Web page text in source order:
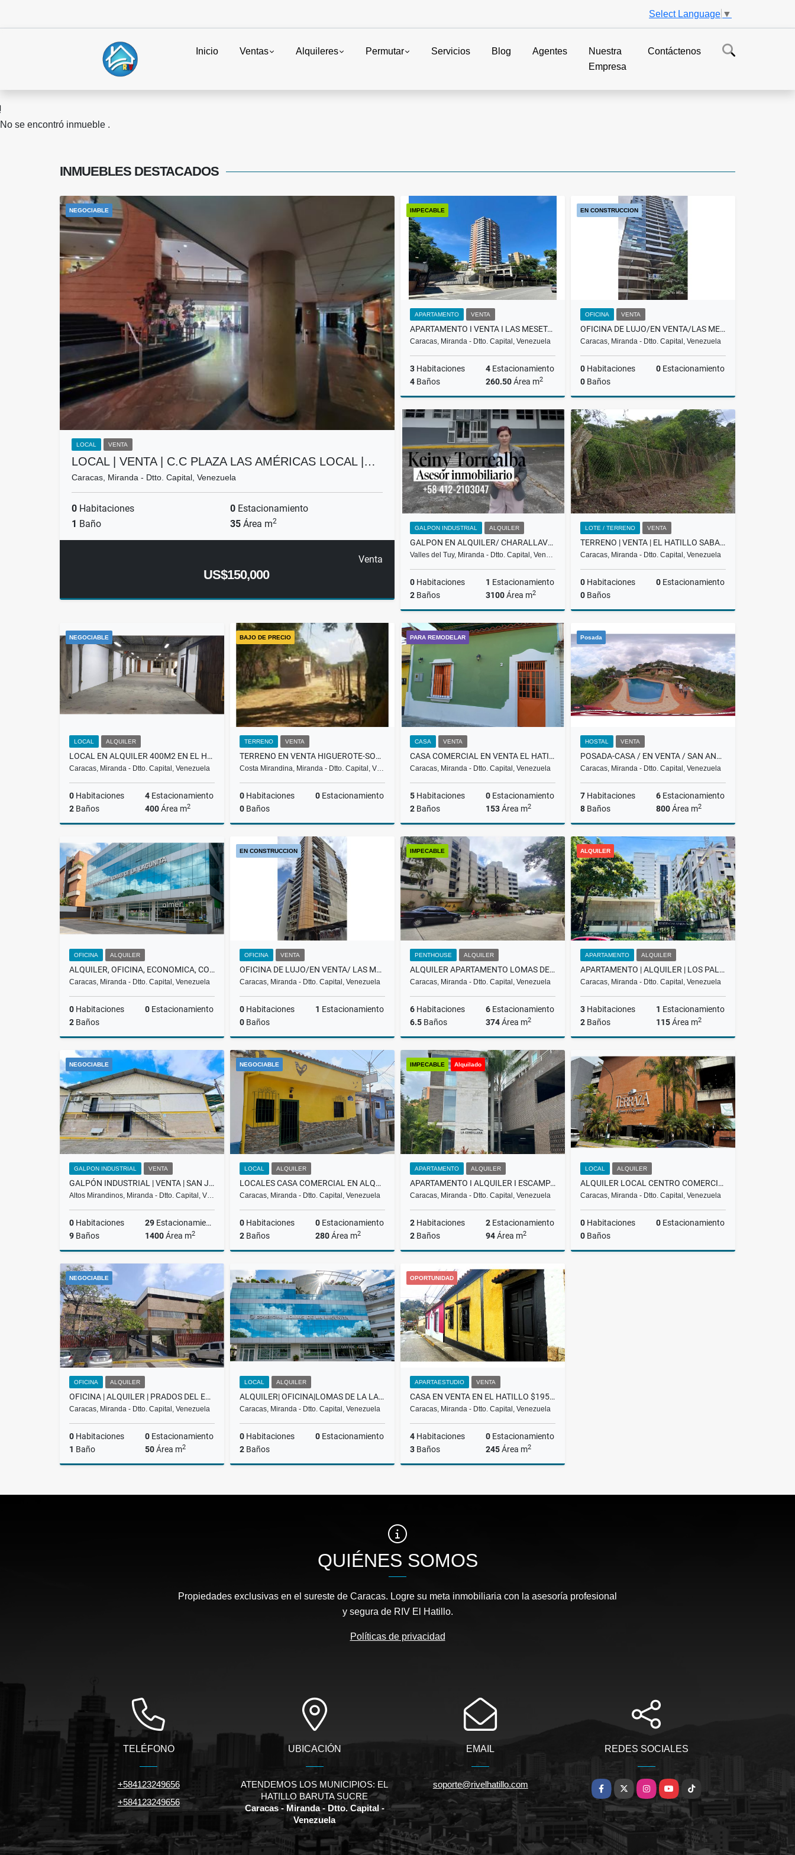
Select Language ▼
Inicio Ventas Alquileres Permutar Servicios Blog Agentes
Nuestra
Empresa
Contáctenos
No se encontró inmueble .
INMUEBLES DESTACADOS
NEGOCIABLE
LOCAL VENTA
LOCAL | VENTA | C.C PLAZA LAS AMÉRICAS LOCAL |…
Caracas, Miranda - Dtto. Capital, Venezuela
0 Habitaciones 0 Estacionamiento
1 Baño 35 Área m2
Venta
US$150,000
IMPECABLE
APARTAMENTO VENTA
APARTAMENTO I VENTA I LAS MESETAS I BARUTA I 340 MIL I CP
Caracas, Miranda - Dtto. Capital, Venezuela
3 Habitaciones 4 Estacionamiento
4 Baños 260.50Área m2
Venta
US$340,000
EN CONSTRUCCION
OFICINA VENTA
OFICINA DE LUJO/EN VENTA/LAS MERCEDES/TORRE PROMENADE-T-1/ PP
Caracas, Miranda - Dtto. Capital, Venezuela
0 Habitaciones 0 Estacionamiento
0 Baños
Venta
US$357,400
GALPON INDUSTRIAL ALQUILER
GALPON EN ALQUILER/ CHARALLAVE/MUNICIPIO URDANETA Y CRISTOBAL ROJAS
Valles del Tuy, Miranda - Dtto. Capital, Ven…
0 Habitaciones 1 Estacionamiento
2 Baños 3100Área m2
Alquiler
US$6,200
LOTE / TERRENO VENTA
TERRENO | VENTA | EL HATILLO SABANETA |
Caracas, Miranda - Dtto. Capital, Venezuela
0 Habitaciones 0 Estacionamiento
0 Baños
US$35,000
NEGOCIABLE
LOCAL ALQUILER
LOCAL EN ALQUILER 400M2 EN EL HATILLO $3.000 RH
Caracas, Miranda - Dtto. Capital, Venezuela
0 Habitaciones 4 Estacionamiento
2 Baños 400Área m2
Alquiler
US$3,000
BAJO DE PRECIO
TERRENO VENTA
TERRENO EN VENTA HIGUEROTE-SOTILLO ML
Costa Mirandina, Miranda - Dtto. Capital, V…
0 Habitaciones 0 Estacionamiento
0 Baños
US$350,000
PARA REMODELAR
CASA VENTA
CASA COMERCIAL EN VENTA EL HATILLO $115.000 RH
Caracas, Miranda - Dtto. Capital, Venezuela
5 Habitaciones 0 Estacionamiento
2 Baños 153Área m2
Venta
US$115,000
Posada
HOSTAL VENTA
POSADA-CASA / EN VENTA / SAN ANTONIO DE LOS ALTOS / SL-23-007
Caracas, Miranda - Dtto. Capital, Venezuela
7 Habitaciones 6 Estacionamiento
8 Baños 800Área m2
Venta
US$650,000
OFICINA ALQUILER
ALQUILER, OFICINA, ECONOMICA, COWORKING| EL HATILLO, LA LAGUNITA, 200$
Caracas, Miranda - Dtto. Capital, Venezuela
0 Habitaciones 0 Estacionamiento
2 Baños
Alquiler
US$200
EN CONSTRUCCION
OFICINA VENTA
OFICINA DE LUJO/EN VENTA/ LAS MERCEDES /PROMENADE/ T-2 / SL
Caracas, Miranda - Dtto. Capital, Venezuela
0 Habitaciones 1 Estacionamiento
0 Baños
Venta
US$221,900
IMPECABLE
PENTHOUSE ALQUILER
ALQUILER APARTAMENTO LOMAS DE LA LAGUNITA, EL HATILLO, LMAW 002-25
Caracas, Miranda - Dtto. Capital, Venezuela
6 Habitaciones 6 Estacionamiento
6.5 Baños 374Área m2
Alquiler
US$2,000
ALQUILER
APARTAMENTO ALQUILER
APARTAMENTO | ALQUILER | LOS PALOS GRANDES | BCG-02-26
Caracas, Miranda - Dtto. Capital, Venezuela
3 Habitaciones 1 Estacionamiento
2 Baños 115Área m2
Alquiler
US$1,100
NEGOCIABLE
GALPON INDUSTRIAL VENTA
GALPÓN INDUSTRIAL | VENTA | SAN JOSÉ DE LOS ALTOS | BGC-06-25
Altos Mirandinos, Miranda - Dtto. Capital, V…
0 Habitaciones 29 Estacionamiento
9 Baños 1400Área m2
Venta
US$1,200,000
NEGOCIABLE
LOCAL ALQUILER
LOCALES CASA COMERCIAL EN ALQUILER EN EL HATILLO RH
Caracas, Miranda - Dtto. Capital, Venezuela
0 Habitaciones 0 Estacionamiento
2 Baños 280Área m2
Alquiler
US$1,000
IMPECABLE Alquilado
APARTAMENTO ALQUILER
APARTAMENTO I ALQUILER I ESCAMPADERO I BARUTA I 1.100 I CP
Caracas, Miranda - Dtto. Capital, Venezuela
2 Habitaciones 2 Estacionamiento
2 Baños 94Área m2
Alquiler
US$1,100
LOCAL ALQUILER
ALQUILER LOCAL CENTRO COMERCIAL TERRAZAS , LA LAGUNITA
Caracas, Miranda - Dtto. Capital, Venezuela
0 Habitaciones 0 Estacionamiento
0 Baños
NEGOCIABLE
OFICINA ALQUILER
OFICINA | ALQUILER | PRADOS DEL ESTE CONCRESA
Caracas, Miranda - Dtto. Capital, Venezuela
0 Habitaciones 0 Estacionamiento
1 Baño 50Área m2
US$450
LOCAL ALQUILER
ALQUILER| OFICINA|LOMAS DE LA LAGUNITA| EL HATILLO |LA LAGUNITA
Caracas, Miranda - Dtto. Capital, Venezuela
0 Habitaciones 0 Estacionamiento
2 Baños
US$235
OPORTUNIDAD
APARTAESTUDIO VENTA
CASA EN VENTA EN EL HATILLO $195.000 RH
Caracas, Miranda - Dtto. Capital, Venezuela
4 Habitaciones 0 Estacionamiento
3 Baños 245Área m2
US$195,000
QUIÉNES SOMOS
Propiedades exclusivas en el sureste de Caracas. Logre su meta inmobiliaria con la asesoría profesional
y segura de RIV El Hatillo.
Políticas de privacidad
TELÉFONO
+584123249656
+584123249656
UBICACIÓN
ATENDEMOS LOS MUNICIPIOS: EL
HATILLO BARUTA SUCRE
Caracas - Miranda - Dtto. Capital -
Venezuela
EMAIL
soporte@rivelhatillo.com
REDES SOCIALES
Facebook
X InstagramYouTubeTikTok